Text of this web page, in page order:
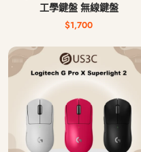
工學鍵盤 無線鍵盤
$1,700